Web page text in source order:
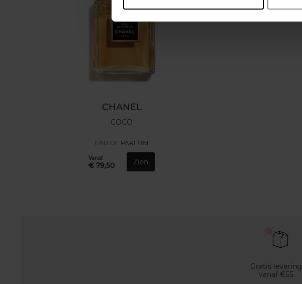
CHANEL
COCO
EAU DE PARFUM
Vanaf
€ 79,50 Zien
Gratis levering
vanaf €55